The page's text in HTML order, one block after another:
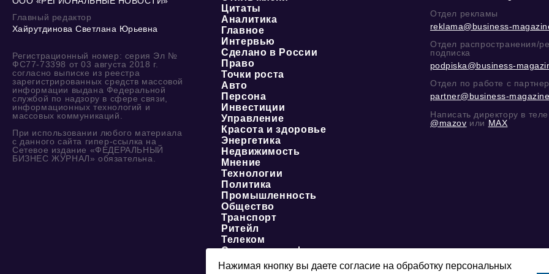
Главный редактор
Хайрутдинова Светлана Юрьевна
Регистрационный номер: серия Эл №
ФС77-73398 от 03 августа 2018 г.
согласно выписке из реестра
зарегистрированных средств массовой
информации выдана Федеральной
службой по надзору в сфере связи,
информационных технологий и
массовых коммуникаций.
При использовании любого материала
с данного сайта гипер-ссылка на
Сетевое издание «ФЕДЕРАЛЬНЫЙ
БИЗНЕС ЖУРНАЛ» обязательна.
Цитаты
Аналитика
Главное
Интервью
Сделано в России
Право
Точки роста
Авто
Персона
Инвестиции
Управление
Красота и здоровье
Энергетика
Недвижимость
Мнение
Технологии
Политика
Промышленность
Общество
Транспорт
Ритейл
Телеком
Социальная сфера
ЖКХ
Отдел рекламы
reklama@business-
Отдел распространения/
подписка
podpiska@business-
Отдел по работе с
partner@business-
Написать директору в
@mazov или MAX
Нажимая кнопку вы даете согласие на обработку персональных